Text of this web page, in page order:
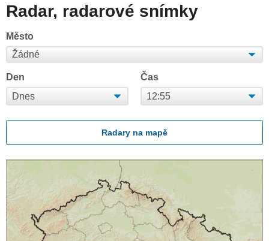
Radar, radarové snímky
Město
Den Čas
Radary na mapě